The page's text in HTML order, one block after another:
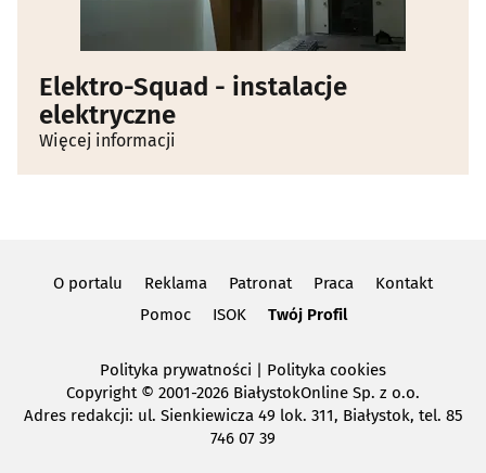
Elektro-Squad - instalacje
elektryczne
Więcej informacji
O portalu Reklama Patronat Praca
Kontakt
Pomoc
ISOK Twój Profil
Polityka prywatności | Polityka cookies
Copyright© 2001-2026 BiałystokOnline Sp. z o.o.
Adres redakcji: ul. Sienkiewicza 49 lok. 311, Białystok, tel. 85
746 07 39